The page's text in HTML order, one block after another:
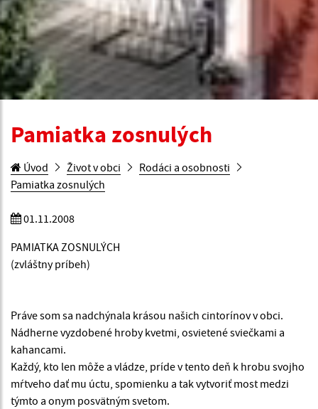
Pamiatka zosnulých
Úvod Život v obci
Rodáci a osobnosti
Pamiatka zosnulých
01.11.2008
PAMIATKA ZOSNULÝCH
(zvláštny príbeh)
Práve som sa nadchýnala krásou našich cintorínov v obci.
Nádherne vyzdobené hroby kvetmi, osvietené sviečkami a
kahancami.
Každý, kto len môže a vládze, príde v tento deň k hrobu svojho
mŕtveho dať mu úctu, spomienku a tak vytvoriť most medzi
týmto a onym posvätným svetom.